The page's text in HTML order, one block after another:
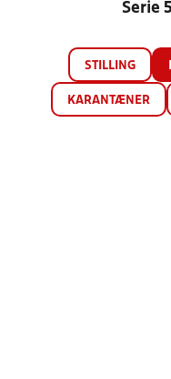
Serie
STILLING
KARANTÆNER